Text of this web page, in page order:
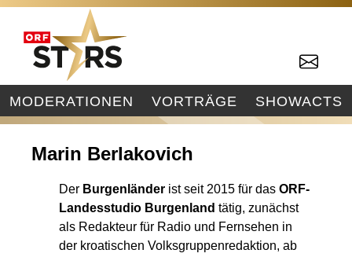
MODERATIONEN VORTRÄGE SHOWACTS
Marin Berlakovich
Der Burgenländer ist seit 2015 für das ORF-
Landesstudio Burgenland tätig, zunächst
als Redakteur für Radio und Fernsehen in
der kroatischen Volksgruppenredaktion, ab